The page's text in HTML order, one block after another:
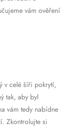
vám ověření
v celé šíři pokrytí,
tak, aby byl
vám tedy nabídne
Zkontrolujte si